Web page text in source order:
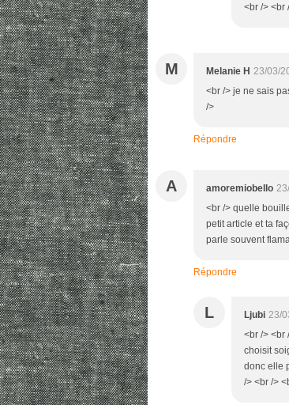
<br /> <br
M Melanie H 23/03/
<br /> je ne sais
/>
Répondre
A amoremiobello
<br /> quelle
petit article et ta
parle souvent
Répondre
L Ljubi 23/
<br /> <br
choisit
donc elle
/> <br />